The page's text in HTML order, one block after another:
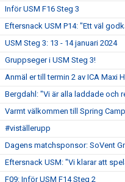
Inför USM F16 Steg 3
Eftersnack USM P14: "Ett väl
USM Steg 3: 13 - 14 januari 2024
Gruppseger i USM Steg 3!
Anmäl er till termin 2 av ICA Maxi
Bergdahl: "Vi är alla laddade och
Varmt välkommen till Spring
#viställerupp
Dagens matchsponsor: SoVent
Eftersnack USM: "Vi klarar att
F09: Inför USM F14 Steg 2